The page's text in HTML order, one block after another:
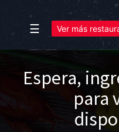
☰ Ver más
Espera,
para